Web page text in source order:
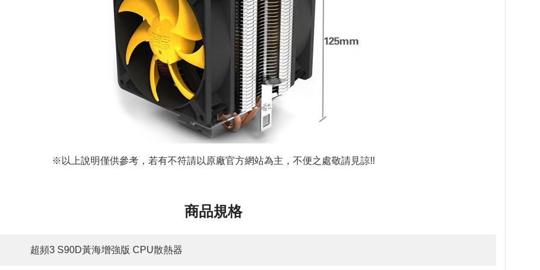
※以上說明僅供參考，若有不符請以原廠官方網站為主，不便之處敬請見諒!!
商品規格
超頻3 S90D黃海增強版 CPU散熱器